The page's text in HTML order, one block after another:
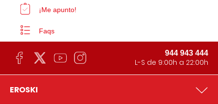
¡Me apunto!
Faqs
944 943 444
L-S de 9:00h a 22:00h
EROSKI